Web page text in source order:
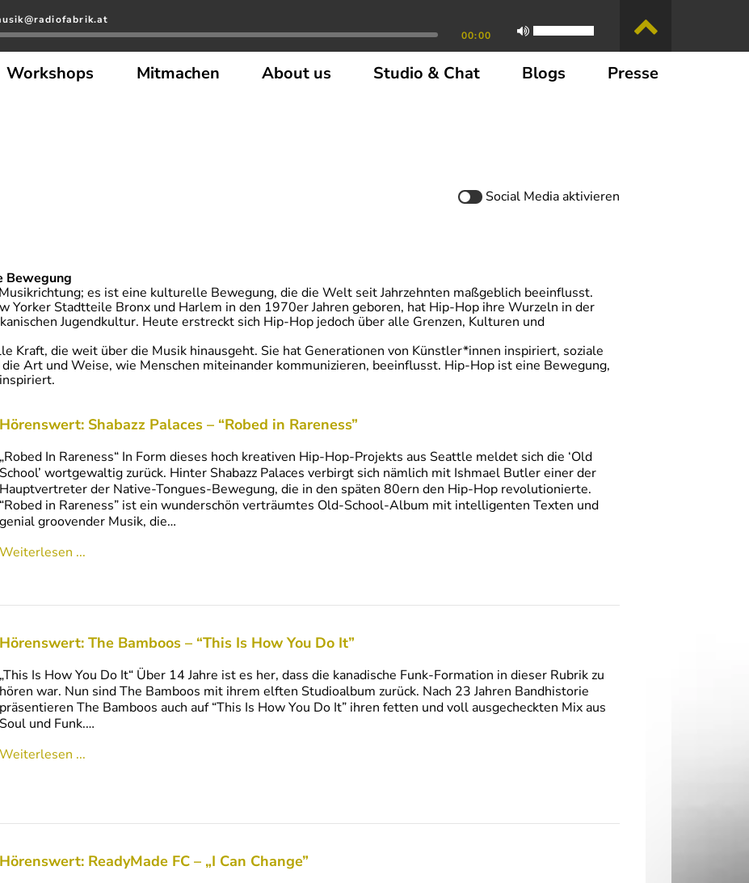
00:00
Workshops Mitmachen About us Studio & Chat Blogs Presse
Social Mediaaktivieren
Bewegung
es ist eine kulturelle Bewegung, die die Welt seit Jahrzehnten maßgeblich beeinflusst.
Yorker Stadtteile Bronx und Harlem in den 1970er Jahren geboren, hat Hip-Hop ihre Wurzeln in der
Jugendkultur. Heute erstreckt sich Hip-Hop jedoch über alle Grenzen, Kulturen und
Kraft, die weit über die Musik hinausgeht. Sie hat Generationen von Künstler*innen inspiriert, soziale
Art und Weise, wie Menschen miteinander kommunizieren, beeinflusst. Hip-Hop ist eine Bewegung,
Hörenswert: Shabazz Palaces – “Robed in Rareness”
„Robed In Rareness“ In Form dieses hoch kreativen Hip-Hop-Projekts aus Seattle meldet sich die ‘Old
School’ wortgewaltig zurück. Hinter Shabazz Palaces verbirgt sich nämlich mit Ishmael Butler einer der
Hauptvertreter der Native-Tongues-Bewegung, die in den späten 80ern den Hip-Hop revolutionierte.
“Robed in Rareness” ist ein wunderschön verträumtes Old-School-Album mit intelligenten Texten und
genial groovender Musik, die…
Weiterlesen ...
Hörenswert: The Bamboos – “This Is How You Do It”
„This Is How You Do It“ Über 14 Jahre ist es her, dass die kanadische Funk-Formation in dieser Rubrik zu
hören war. Nun sind The Bamboos mit ihrem elften Studioalbum zurück. Nach 23 Jahren Bandhistorie
präsentieren The Bamboos auch auf “This Is How You Do It” ihren fetten und voll ausgecheckten Mix aus
Soul und Funk.…
Weiterlesen ...
Hörenswert: ReadyMade FC – „I Can Change”